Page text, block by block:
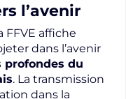
l’avenir
FFVE affiche
dans l’avenir
profondes du
. La transmission
dans la